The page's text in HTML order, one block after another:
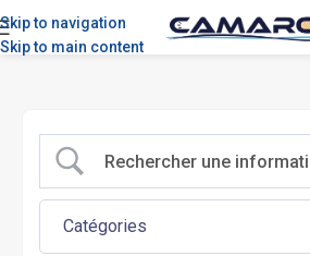
Skip to navigation
Skip to main content